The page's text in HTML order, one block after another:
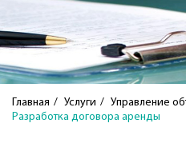
Главная Услуги
Управление
Разработка договора аренды